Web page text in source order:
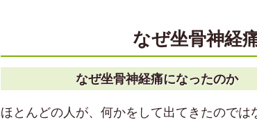
なぜ坐骨神経
なぜ坐骨神経痛になったのか
ほとんどの人が、何かをして出てきたのでは